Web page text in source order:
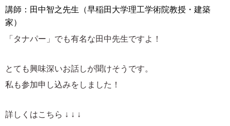
講師：田中智之先生（早稲田大学理工学術院教授・建築
家）
「タナパー」でも有名な田中先生ですよ！
とても興味深いお話しが聞けそうです。
私も参加申し込みをしました！
詳しくはこちら ↓ ↓ ↓